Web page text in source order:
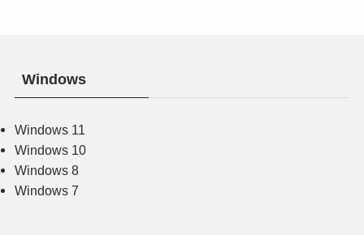
Windows
Windows 11
Windows 10
Windows 8
Windows 7